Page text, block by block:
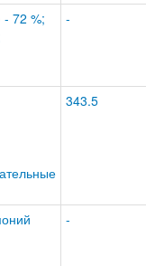
- 72 %;
-
343.5
-